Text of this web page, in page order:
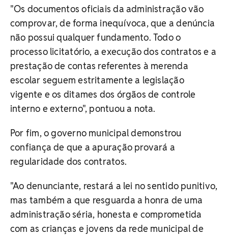
"Os documentos oficiais da administração vão
comprovar, de forma inequívoca, que a denúncia
não possui qualquer fundamento. Todo o
processo licitatório, a execução dos contratos e a
prestação de contas referentes à merenda
escolar seguem estritamente a legislação
vigente e os ditames dos órgãos de controle
interno e externo", pontuou a nota.
Por fim, o governo municipal demonstrou
confiança de que a apuração provará a
regularidade dos contratos.
"Ao denunciante, restará a lei no sentido punitivo,
mas também a que resguarda a honra de uma
administração séria, honesta e comprometida
com as crianças e jovens da rede municipal de